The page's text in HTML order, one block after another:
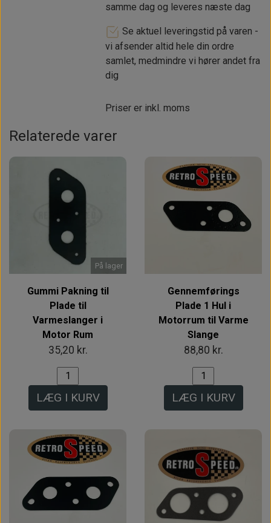
samme dag og leveres næste dag
Se aktuel leveringstid på varen -
vi afsender altid hele din ordre
samlet, medmindre vi hører andet fra
dig
Priser er inkl. moms
Relaterede varer
På lager
Gummi Pakning til
Plade til
Varmeslanger i
Motor Rum
35,20 kr.
LÆG I KURV
Gennemførings
Plade 1 Hul i
Motorrum til Varme
Slange
88,80 kr.
LÆG I KURV